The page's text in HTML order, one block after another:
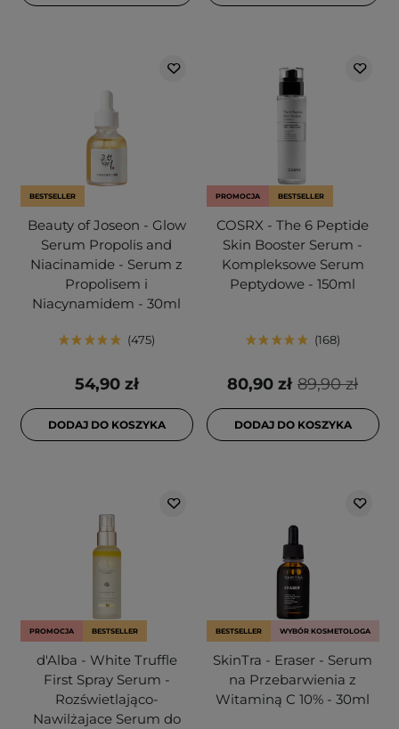
BESTSELLER
Beauty of Joseon - Glow
Serum Propolis and
Niacinamide - Serum z
Propolisem i
Niacynamidem - 30ml
475
54,90 zł
DODAJ DO KOSZYKA
PROMOCJA BESTSELLER
COSRX - The 6 Peptide
Skin Booster Serum -
Kompleksowe Serum
Peptydowe - 150ml
168
89,90 zł
80,90 zł
DODAJ DO KOSZYKA
PROMOCJA BESTSELLER
d'Alba - White Truffle
First Spray Serum -
Rozświetlająco-
Nawilżajace Serum do
BESTSELLER WYBÓR KOSMETOLOGA
SkinTra - Eraser - Serum
na Przebarwienia z
Witaminą C 10% - 30ml